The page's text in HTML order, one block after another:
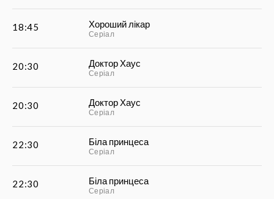
18:45 Хороший лікар
Серіал
20:30 Доктор Хаус
Серіал
20:30 Доктор Хаус
Серіал
22:30 Біла принцеса
Серіал
22:30 Біла принцеса
Серіал